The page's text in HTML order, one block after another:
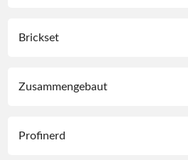
Brickset
Zusammengebaut
Profinerd